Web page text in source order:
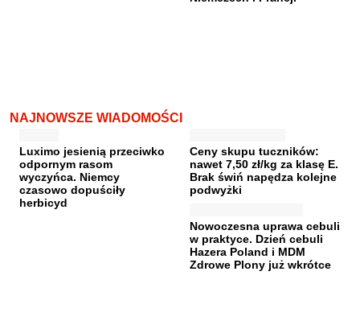
NAJNOWSZE WIADOMOŚCI
Luximo jesienią przeciwko
odpornym rasom
wyczyńca. Niemcy
czasowo dopuściły
herbicyd
Ceny skupu tuczników:
nawet 7,50 zł/kg za klasę E.
Brak świń napędza kolejne
podwyżki
Nowoczesna uprawa cebuli
w praktyce. Dzień cebuli
Hazera Poland i MDM
Zdrowe Plony już wkrótce